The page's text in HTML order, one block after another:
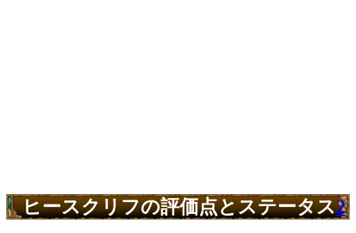
ヒースクリフの評価点とステータス2